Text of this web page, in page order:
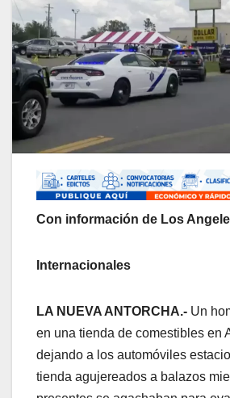
Con información de Los
Internacionales
LA NUEVA ANTORCHA.- Un
en una tienda de comestibles en
dejando a los automóviles
tienda agujereados a balazos